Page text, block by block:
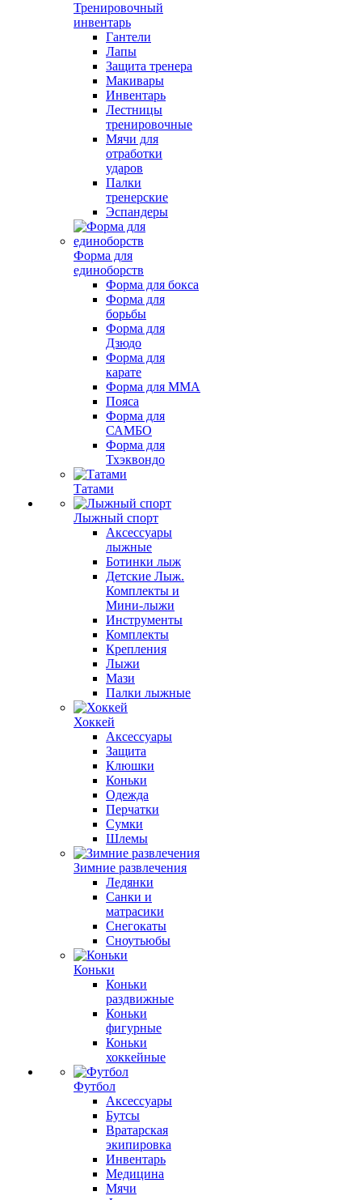
Тренировочный
инвентарь
Гантели
Лапы
Защита тренера
Макивары
Инвентарь
Лестницы
тренировочные
Мячи для
отработки
ударов
Палки
тренерские
Эспандеры
Форма для
единоборств
Форма для бокса
Форма для
борьбы
Форма для
Дзюдо
Форма для
карате
Форма для MMA
Пояса
Форма для
САМБО
Форма для
Тхэквондо
Татами
Лыжный спорт
Аксессуары
лыжные
Ботинки лыж
Детские Лыж.
Комплекты и
Мини-лыжи
Инструменты
Комплекты
Крепления
Лыжи
Мази
Палки лыжные
Хоккей
Аксессуары
Защита
Клюшки
Коньки
Одежда
Перчатки
Сумки
Шлемы
Зимние развлечения
Ледянки
Санки и
матрасики
Снегокаты
Сноутьюбы
Коньки
Коньки
раздвижные
Коньки
фигурные
Коньки
хоккейные
Футбол
Аксессуары
Бутсы
Вратарская
экипировка
Инвентарь
Медицина
Мячи